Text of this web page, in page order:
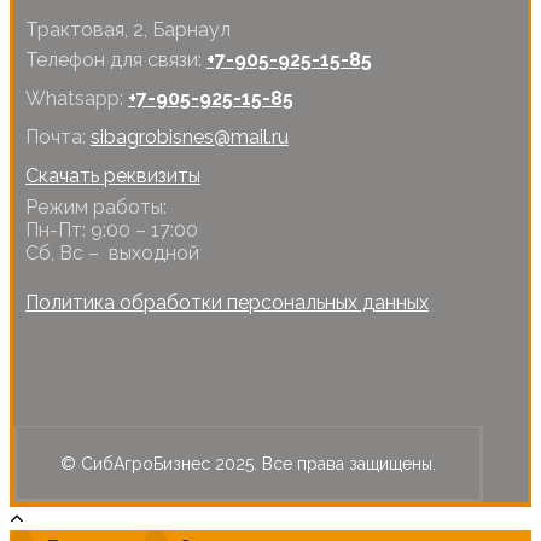
Трактовая, 2, Барнаул
Телефон для связи: +7-905-925-15-85
Whatsapp: +7-905-925-15-85
Почта: sibagrobisnes@mail.ru
Скачать реквизиты
Режим работы:
Пн-Пт: 9:00 – 17:00
Сб, Вс – выходной
Политика обработки персональных данных
© СибАгроБизнес 2025. Все права защищены.